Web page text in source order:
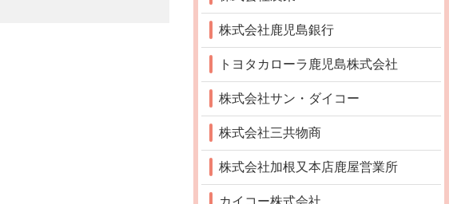
株式会社鹿児島銀行
トヨタカローラ鹿児島株式会社
株式会社サン・ダイコー
株式会社三共物商
株式会社加根又本店鹿屋営業所
カイコー株式会社